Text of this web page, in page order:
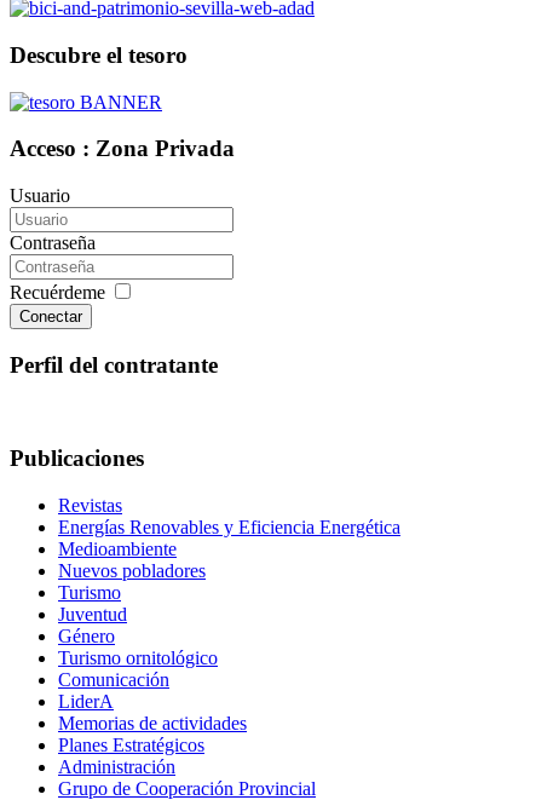
Descubre el tesoro
Acceso : Zona Privada
Usuario
Contraseña
Recuérdeme
Conectar
Perfil del contratante
Publicaciones
Revistas
Energías Renovables y Eficiencia Energética
Medioambiente
Nuevos pobladores
Turismo
Juventud
Género
Turismo ornitológico
Comunicación
LiderA
Memorias de actividades
Planes Estratégicos
Administración
Grupo de Cooperación Provincial